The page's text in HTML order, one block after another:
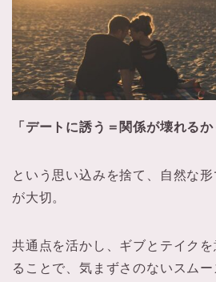
「デートに誘う＝関係が壊れるか
という思い込みを捨て、自然な
が大切。
共通点を活かし、ギブとテイク
ることで、気まずさのないスム